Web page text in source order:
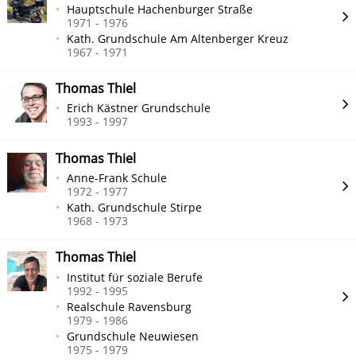
Hauptschule Hachenburger Straße
1971 - 1976
Kath. Grundschule Am Altenberger Kreuz
1967 - 1971
Thomas Thiel
Erich Kästner Grundschule
1993 - 1997
Thomas Thiel
Anne-Frank Schule
1972 - 1977
Kath. Grundschule Stirpe
1968 - 1973
Thomas Thiel
Institut für soziale Berufe
1992 - 1995
Realschule Ravensburg
1979 - 1986
Grundschule Neuwiesen
1975 - 1979